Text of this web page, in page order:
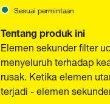
Sesuai permintaan
Tentang produk ini
Elemen sekunder filter
menyeluruh terhadap
rusak. Ketika elemen
terjadi - elemen